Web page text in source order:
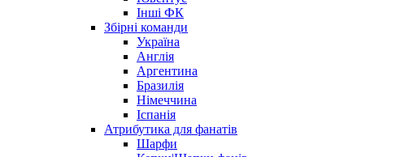
Інші ФК
Збірні команди
Україна
Англія
Аргентина
Бразилія
Німеччина
Іспанія
Атрибутика для фанатів
Шарфи